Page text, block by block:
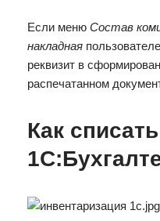
Если меню Состав
накладная
реквизит в
распечатанном
Как